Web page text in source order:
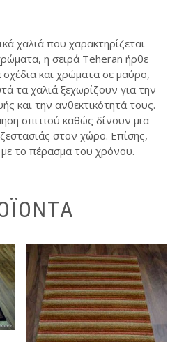
χαλιά που χαρακτηρίζεται
η σειρά Teheran ήρθε
σχέδια και χρώματα σε μαύρο,
τα χαλιά ξεχωρίζουν για την
και την ανθεκτικότητά τους.
σπιτιού καθώς δίνουν μια
στον χώρο. Επίσης,
το πέρασμα του χρόνου.